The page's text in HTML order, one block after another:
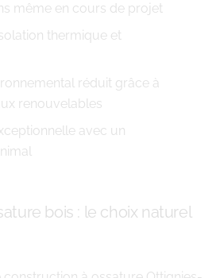
même en cours de projet
thermique et
réduit grâce à
renouvelables
avec un
bois : le choix naturel